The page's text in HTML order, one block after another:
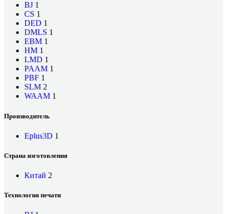
BJ 1
CS 1
DED 1
DMLS 1
EBM 1
HM 1
LMD 1
PAAM 1
PBF 1
SLM 2
WAAM 1
Производитель
Eplus3D 1
Страна изготовления
Китай 2
Технология печати